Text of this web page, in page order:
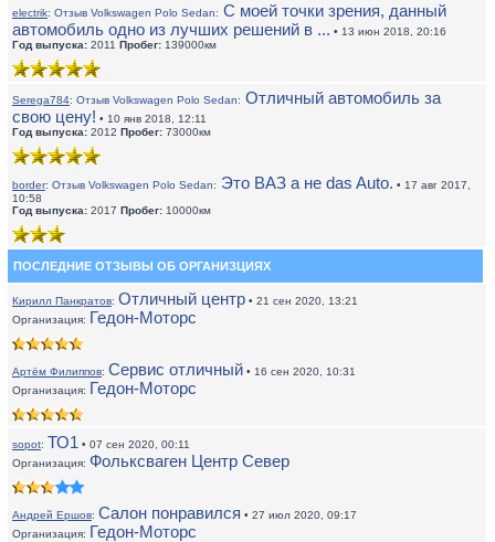
electrik: Отзыв Volkswagen Polo Sedan: С моей точки зрения, данный
автомобиль одно из лучших решений в ... • 13 июн 2018, 20:16
Год выпуска: 2011 Пробег: 139000км
Serega784: Отзыв Volkswagen Polo Sedan: Отличный автомобиль за
свою цену! • 10 янв 2018, 12:11
Год выпуска: 2012 Пробег: 73000км
border: Отзыв Volkswagen Polo Sedan: Это ВАЗ а не das Auto. • 17 авг 2017,
10:58
Год выпуска: 2017 Пробег: 10000км
ПОСЛЕДНИЕ ОТЗЫВЫ ОБ ОРГАНИЗЦИЯХ
Кирилл Панкратов: Отличный центр • 21 сен 2020, 13:21
Организация: Гедон-Моторс
Артём Филиппов: Сервис отличный • 16 сен 2020, 10:31
Организация: Гедон-Моторс
sopot: ТО1 • 07 сен 2020, 00:11
Организация: Фольксваген Центр Север
Андрей Ершов: Салон понравился • 27 июл 2020, 09:17
Организация: Гедон-Моторс